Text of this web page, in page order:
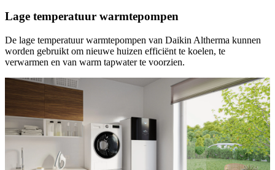
Lage temperatuur warmtepompen
De lage temperatuur warmtepompen van Daikin Altherma kunnen
worden gebruikt om nieuwe huizen efficiënt te koelen, te
verwarmen en van warm tapwater te voorzien.